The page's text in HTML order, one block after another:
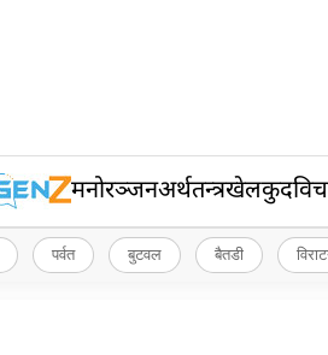
मनोरञ्जनअर्थतन्त्रखेलकुद
पर्वत बुटवल बैतडी